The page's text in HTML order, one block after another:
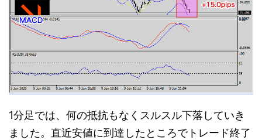
1分足では、何の抵抗もなくスルスル下落していき
ました。直近安値に到達したところでトレード終了